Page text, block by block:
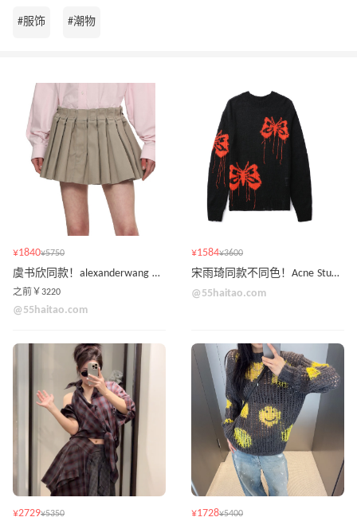
#服饰 #潮物
¥1840¥5750
虞书欣同款！alexanderwang 褶裥半身裙 断码捡漏
之前￥3220
@55haitao.com
¥1584¥3600
宋雨琦同款不同色！Acne Studios 蝴蝶提花针织衫 断码捡漏
@55haitao.com
¥2729¥5350 ¥1728¥5400